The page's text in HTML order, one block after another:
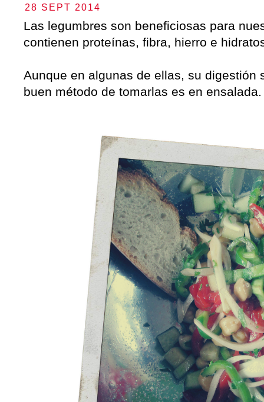
28 SEPT 2014
Las legumbres son beneficiosas para
contienen proteínas, fibra, hierro e
Aunque en algunas de ellas, su digestión
buen método de tomarlas es en ensalada.